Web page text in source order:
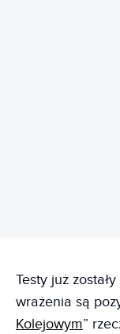
Testy już
wrażenia są
Kolejowym”